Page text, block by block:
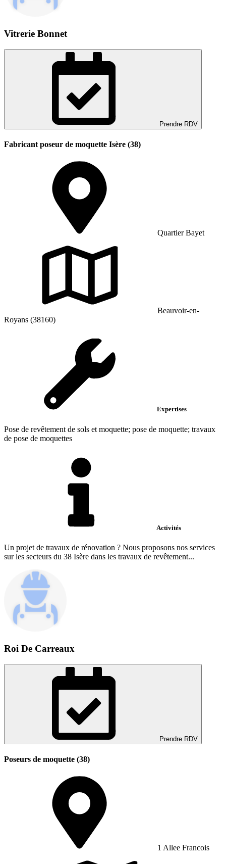
Vitrerie Bonnet
Prendre RDV
Fabricant poseur de moquette Isère (38)
Quartier Bayet
Beauvoir-en-
Royans (38160)
Expertises
Pose de revêtement de sols et moquette; pose de moquette; travaux
de pose de moquettes
Activités
Un projet de travaux de rénovation ? Nous proposons nos services
sur les secteurs du 38 Isère dans les travaux de revêtement...
Roi De Carreaux
Prendre RDV
Poseurs de moquette (38)
1 Allee Francois